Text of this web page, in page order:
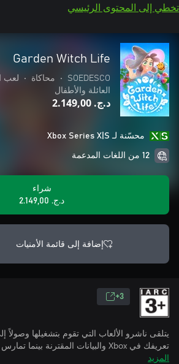
تخطي إلى المحتوى الرئيسي
Garden Witch Life
SOEDESCO
• محاكاة • لعب
العائلة والأطفال
د.ج.‏ 2.149,00
محسّنة لـ Xbox Series X|S
12 من اللغات المدعمة
شراء
د.ج.‏ 2.149,00
إضافة إلى قائمة الأمنيات
3+
يتلقى ناشرو الألعاب التي تقوم بتشغيلها
تعريفك في Xbox والبيانات المقترنة بينما تمارس الألعاب.
المزيد